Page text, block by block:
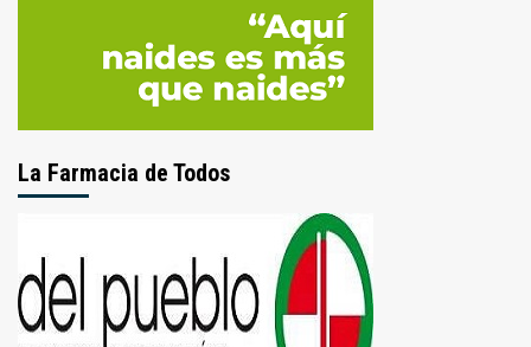
La Farmacia de Todos